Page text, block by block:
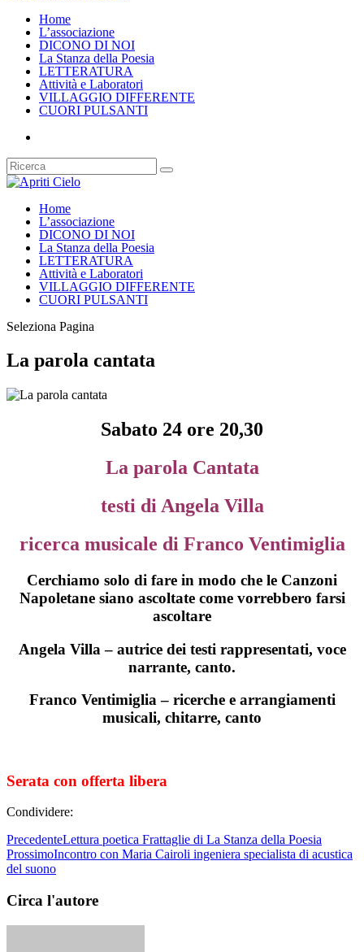
Home
L’associazione
DICONO DI NOI
La Stanza della Poesia
LETTERATURA
Attività e Laboratori
VILLAGGIO DIFFERENTE
CUORI PULSANTI
Home
L’associazione
DICONO DI NOI
La Stanza della Poesia
LETTERATURA
Attività e Laboratori
VILLAGGIO DIFFERENTE
CUORI PULSANTI
Seleziona Pagina
La parola cantata
Sabato 24 ore 20,30
La parola Cantata
testi di Angela Villa
ricerca musicale di Franco Ventimiglia
Cerchiamo solo di fare in modo che le Canzoni
Napoletane siano ascoltate come vorrebbero farsi
ascoltare
Angela Villa – autrice dei testi rappresentati, voce
narrante, canto.
Franco Ventimiglia – ricerche e arrangiamenti
musicali, chitarre, canto
Serata con offerta libera
Condividere:
PrecedenteLettura poetica Frattaglie di La Stanza della Poesia
ProssimoIncontro con Maria Cairoli ingeniera specialista di acustica
del suono
Circa l'autore